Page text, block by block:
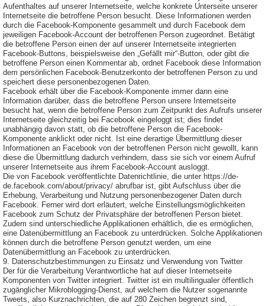
Aufenthaltes auf unserer Internetseite, welche konkrete Unterseite unserer
Internetseite die betroffene Person besucht. Diese Informationen werden
durch die Facebook-Komponente gesammelt und durch Facebook dem
jeweiligen Facebook-Account der betroffenen Person zugeordnet. Betätigt
die betroffene Person einen der auf unserer Internetseite integrierten
Facebook-Buttons, beispielsweise den „Gefällt mir“-Button, oder gibt die
betroffene Person einen Kommentar ab, ordnet Facebook diese Information
dem persönlichen Facebook-Benutzerkonto der betroffenen Person zu und
speichert diese personenbezogenen Daten.
Facebook erhält über die Facebook-Komponente immer dann eine
Information darüber, dass die betroffene Person unsere Internetseite
besucht hat, wenn die betroffene Person zum Zeitpunkt des Aufrufs unserer
Internetseite gleichzeitig bei Facebook eingeloggt ist; dies findet
unabhängig davon statt, ob die betroffene Person die Facebook-
Komponente anklickt oder nicht. Ist eine derartige Übermittlung dieser
Informationen an Facebook von der betroffenen Person nicht gewollt, kann
diese die Übermittlung dadurch verhindern, dass sie sich vor einem Aufruf
unserer Internetseite aus ihrem Facebook-Account ausloggt.
Die von Facebook veröffentlichte Datenrichtlinie, die unter https://de-
de.facebook.com/about/privacy/ abrufbar ist, gibt Aufschluss über die
Erhebung, Verarbeitung und Nutzung personenbezogener Daten durch
Facebook. Ferner wird dort erläutert, welche Einstellungsmöglichkeiten
Facebook zum Schutz der Privatsphäre der betroffenen Person bietet.
Zudem sind unterschiedliche Applikationen erhältlich, die es ermöglichen,
eine Datenübermittlung an Facebook zu unterdrücken. Solche Applikationen
können durch die betroffene Person genutzt werden, um eine
Datenübermittlung an Facebook zu unterdrücken.
9. Datenschutzbestimmungen zu Einsatz und Verwendung von Twitter
Der für die Verarbeitung Verantwortliche hat auf dieser Internetseite
Komponenten von Twitter integriert. Twitter ist ein multilingualer öffentlich
zugänglicher Mikroblogging-Dienst, auf welchem die Nutzer sogenannte
Tweets, also Kurznachrichten, die auf 280 Zeichen begrenzt sind,